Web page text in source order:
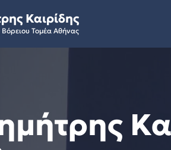
Καιρίδης
Βόρειου Τομέα Αθήνας